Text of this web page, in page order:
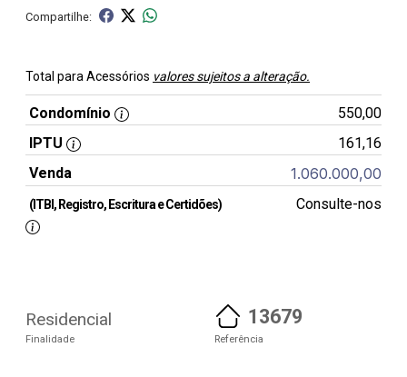
Compartilhe:
Total para Acessórios valores sujeitos a alteração.
Condomínio
550,00
IPTU
161,16
Venda
1.060.000,00
(ITBI, Registro, Escritura e Certidões) Consulte-nos
Residencial
Finalidade
13679
Referência